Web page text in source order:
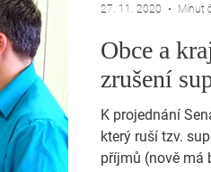
Obce a
zrušení
K projednání
který ruší tzv.
příjmů (nově má
27. 11. 2020 Minut